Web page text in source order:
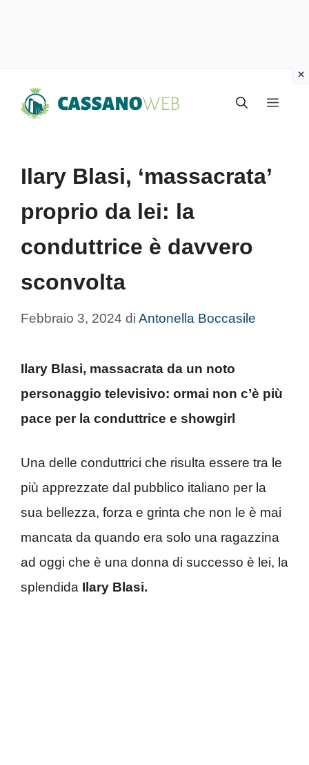
Menu
Ilary Blasi, ‘massacrata’
proprio da lei: la
conduttrice è davvero
sconvolta
Febbraio 3, 2024 di Antonella Boccasile
Ilary Blasi, massacrata da un noto
personaggio televisivo: ormai non c’è più
pace per la conduttrice e showgirl
Una delle conduttrici che risulta essere tra le
più apprezzate dal pubblico italiano per la
sua bellezza, forza e grinta che non le è mai
mancata da quando era solo una ragazzina
ad oggi che è una donna di successo è lei, la
splendida Ilary Blasi.